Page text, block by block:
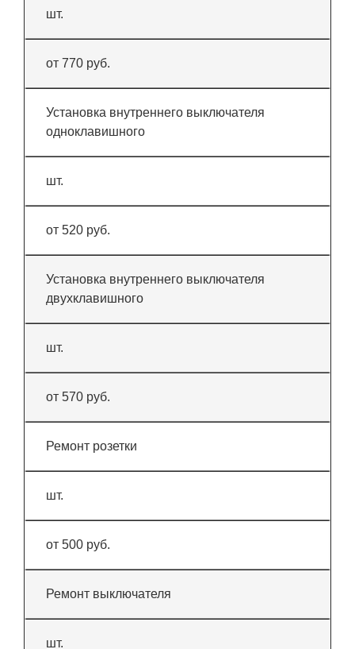
шт.
от 770 руб.
Установка внутреннего выключателя
одноклавишного
шт.
от 520 руб.
Установка внутреннего выключателя
двухклавишного
шт.
от 570 руб.
Ремонт розетки
шт.
от 500 руб.
Ремонт выключателя
шт.